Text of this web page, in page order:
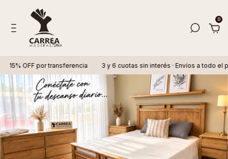
0
por transferencia 3 y 6 cuotas sin interés · Envíos a todo el país